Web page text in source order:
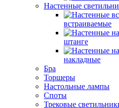
Настенные
встраиваемые
штанге
накладные
Бра
Торшеры
Настольные лампы
Споты
Трековые